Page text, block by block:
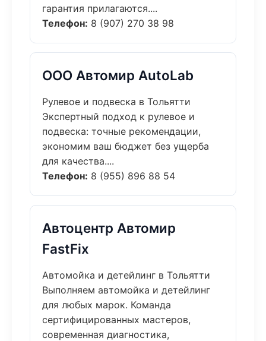
гарантия прилагаются....
Телефон: 8 (907) 270 38 98
ООО Автомир AutoLab
Рулевое и подвеска в Тольятти
Экспертный подход к рулевое и
подвеска: точные рекомендации,
экономим ваш бюджет без ущерба
для качества....
Телефон: 8 (955) 896 88 54
Автоцентр Автомир
FastFix
Автомойка и детейлинг в Тольятти
Выполняем автомойка и детейлинг
для любых марок. Команда
сертифицированных мастеров,
современная диагностика,